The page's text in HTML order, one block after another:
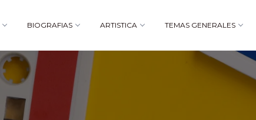
BIOGRAFIAS ARTISTICA TEMAS GENERALES